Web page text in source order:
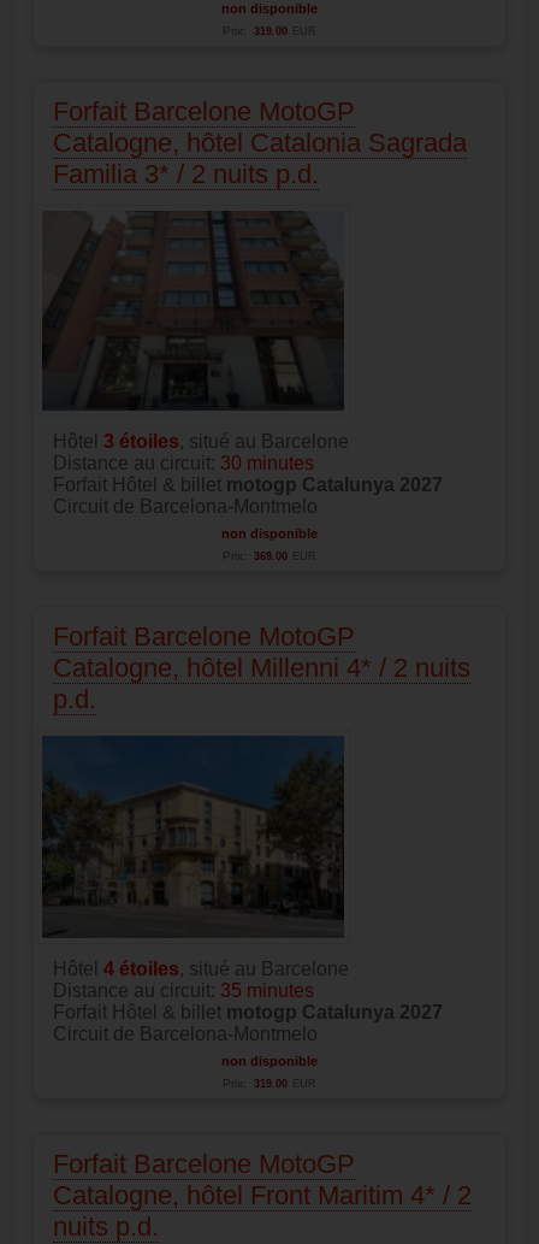
non disponible
Prix: 319.00 EUR
Forfait Barcelone MotoGP
Catalogne, hôtel Catalonia Sagrada
Familia 3* / 2 nuits p.d.
Hôtel 3 étoiles, situé au Barcelone
Distance au circuit: 30 minutes
Forfait Hôtel & billet motogp Catalunya 2027
Circuit de Barcelona-Montmelo
non disponible
Prix: 369.00 EUR
Forfait Barcelone MotoGP
Catalogne, hôtel Millenni 4* / 2 nuits
p.d.
Hôtel 4 étoiles, situé au Barcelone
Distance au circuit: 35 minutes
Forfait Hôtel & billet motogp Catalunya 2027
Circuit de Barcelona-Montmelo
non disponible
Prix: 319.00 EUR
Forfait Barcelone MotoGP
Catalogne, hôtel Front Maritim 4* / 2
nuits p.d.